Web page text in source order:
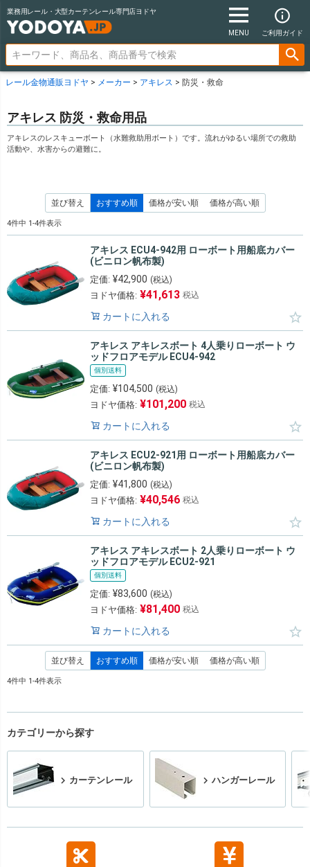
業務用レール・大型カーテンレール専門店ヨドヤ
MENU ご利用ガイド
レール金物通販ヨドヤ メーカー アキレス 防災・救命
アキレス 防災・救命用品
アキレスのレスキューボート（水難救助用ボート）です。流れがゆるい場所での救助
活動や、水害からの避難に。
並び替え おすすめ順 価格が安い順 価格が高い順
4件中 1-4件表示
アキレス ECU4-942用 ローボート用船底カバー
(ビニロン帆布製)
定価: ¥42,900 (税込)
ヨドヤ価格: ¥41,613 税込
カートに入れる
アキレス アキレスボート 4人乗りローボート ウ
ッドフロアモデル ECU4-942
個別送料
定価: ¥104,500 (税込)
ヨドヤ価格: ¥101,200 税込
カートに入れる
アキレス ECU2-921用 ローボート用船底カバー
(ビニロン帆布製)
定価: ¥41,800 (税込)
ヨドヤ価格: ¥40,546 税込
カートに入れる
アキレス アキレスボート 2人乗りローボート ウ
ッドフロアモデル ECU2-921
個別送料
定価: ¥83,600 (税込)
ヨドヤ価格: ¥81,400 税込
カートに入れる
並び替え おすすめ順 価格が安い順 価格が高い順
4件中 1-4件表示
カテゴリーから探す
カーテンレール ハンガーレール